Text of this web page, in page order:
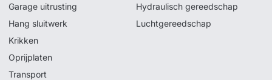
Garage uitrusting
Hang sluitwerk
Krikken
Oprijplaten
Transport
Hydraulisch gereedschap
Luchtgereedschap